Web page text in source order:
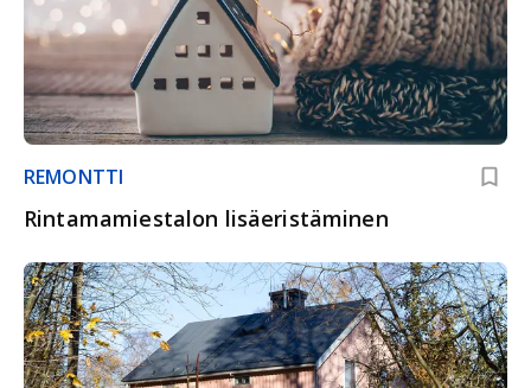
REMONTTI
Rintamamiestalon lisäeristäminen